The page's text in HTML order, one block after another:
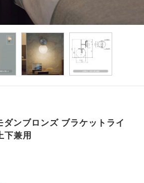
ンブロンズ ブラケットライ
下兼用